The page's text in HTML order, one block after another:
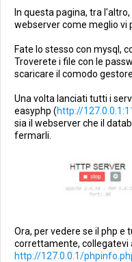
In questa pagina, tra
webserver come meglio vi
Fate lo stesso con mysql,
Troverete i file con le
scaricare il comodo
Una volta lanciati tutti i
easyphp (http://
sia il webserver che il
fermarli.
Ora, per vedere se il php
correttamente, collegatevi
http://127.0.0.1/